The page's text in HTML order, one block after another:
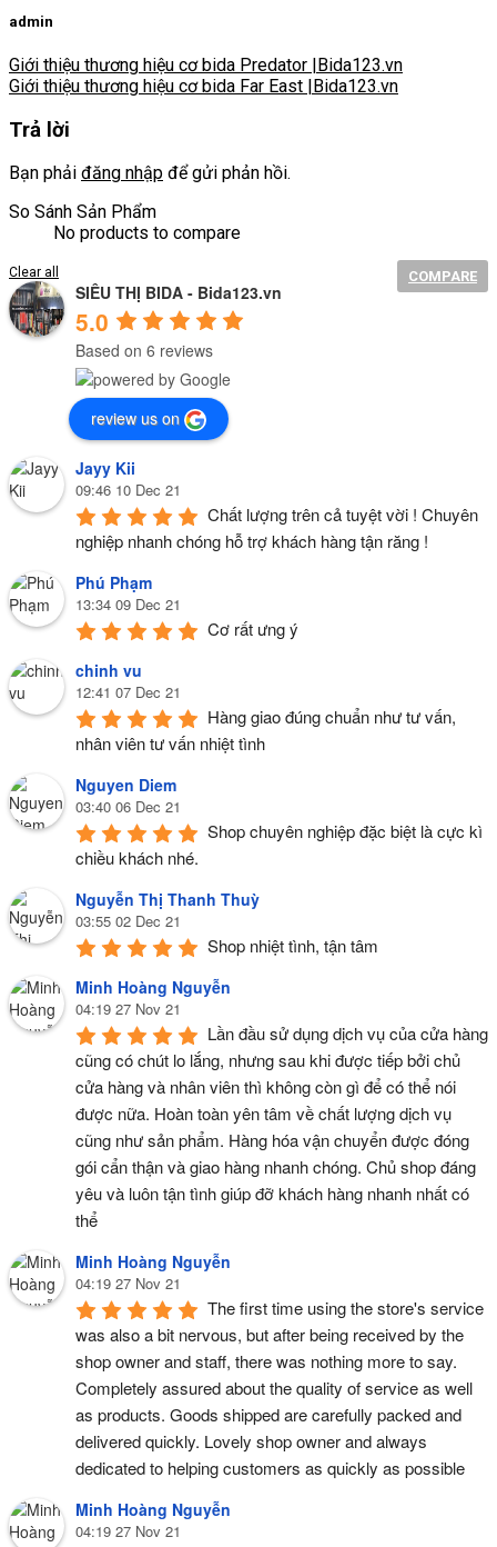
admin
Giới thiệu thương hiệu cơ bida Predator |Bida123.vn
Giới thiệu thương hiệu cơ bida Far East |Bida123.vn
Trả lời
Bạn phải đăng nhập để gửi phản hồi.
So Sánh Sản Phẩm
No products to compare
Clear all COMPARE
SIÊU THỊ BIDA - Bida123.vn
5.0
Based on 6 reviews
review us on
Jayy Kii
09:46 10 Dec 21
Chất lượng trên cả tuyệt vời ! Chuyên
nghiệp nhanh chóng hỗ trợ khách hàng tận răng !
Phú Phạm
13:34 09 Dec 21
Cơ rất ưng ý
chinh vu
12:41 07 Dec 21
Hàng giao đúng chuẩn như tư vấn,
nhân viên tư vấn nhiệt tình
Nguyen Diem
03:40 06 Dec 21
Shop chuyên nghiệp đặc biệt là cực kì
chiều khách nhé.
Nguyễn Thị Thanh Thuỳ
03:55 02 Dec 21
Shop nhiệt tình, tận tâm
Minh Hoàng Nguyễn
04:19 27 Nov 21
Lần đầu sử dụng dịch vụ của cửa hàng
cũng có chút lo lắng, nhưng sau khi được tiếp bởi chủ
cửa hàng và nhân viên thì không còn gì để có thể nói
được nữa. Hoàn toàn yên tâm về chất lượng dịch vụ
cũng như sản phẩm. Hàng hóa vận chuyển được đóng
gói cẩn thận và giao hàng nhanh chóng. Chủ shop đáng
yêu và luôn tận tình giúp đỡ khách hàng nhanh nhất có
thể
Minh Hoàng Nguyễn
04:19 27 Nov 21
The first time using the store's service
was also a bit nervous, but after being received by the
shop owner and staff, there was nothing more to say.
Completely assured about the quality of service as well
as products. Goods shipped are carefully packed and
delivered quickly. Lovely shop owner and always
dedicated to helping customers as quickly as possible
Minh Hoàng Nguyễn
04:19 27 Nov 21